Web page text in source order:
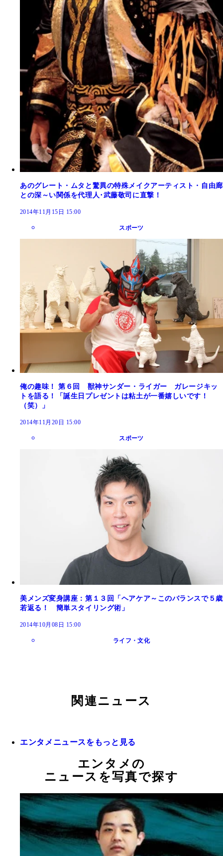
あのグレート・ムタと驚異の特殊メイクアーティスト・自由廊
との深～い関係を代理人･武藤敬司に直撃！
2014年11月15日 15:00
スポーツ
俺の趣味！ 第６回 獣神サンダー・ライガー ガレージキッ
トを語る！「誕生日プレゼントは粘土が一番嬉しいです！
（笑）」
2014年11月20日 15:00
スポーツ
美メンズ変身講座：第１３回「ヘアケア～このバランスで５歳
若返る！ 簡単スタイリング術」
2014年10月08日 15:00
ライフ・文化
関連ニュース
エンタメニュースをもっと見る
エンタメの
ニュースを写真で探す